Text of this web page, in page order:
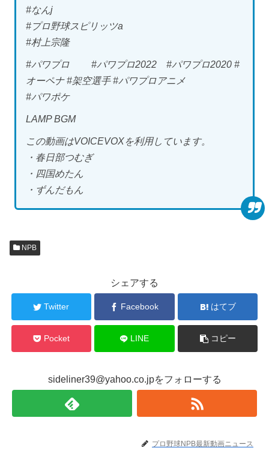
#なんj
#プロ野球スピリッツa
#村上宗隆
#パワプロ #パワプロ2022 #パワプロ2020 #
オーペナ #架空選手 #パワプロアニメ
#パワポケ
LAMP BGM
この動画はVOICEVOXを利用しています。
・春日部つむぎ
・四国めたん
・ずんだもん
NPB
シェアする
Twitter Facebook はてブ
Pocket LINE コピー
sideliner39@yahoo.co.jpをフォローする
プロ野球NPB最新動画ニュース